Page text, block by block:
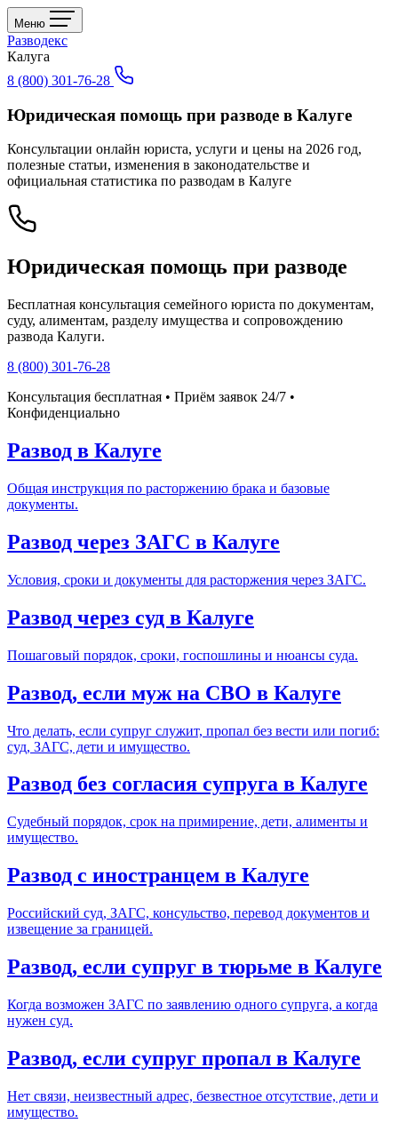
Меню
Разводекс
Калуга
8 (800) 301-76-28
Юридическая помощь при разводе в Калуге
Консультации онлайн юриста, услуги и цены на 2026 год,
полезные статьи, изменения в законодательстве и
официальная статистика по разводам в Калуге
Юридическая помощь при разводе
Бесплатная консультация семейного юриста по документам,
суду, алиментам, разделу имущества и сопровождению
развода Калуги.
8 (800) 301-76-28
Консультация бесплатная • Приём заявок 24/7 •
Конфиденциально
Развод в Калуге
Общая инструкция по расторжению брака и базовые
документы.
Развод через ЗАГС в Калуге
Условия, сроки и документы для расторжения через ЗАГС.
Развод через суд в Калуге
Пошаговый порядок, сроки, госпошлины и нюансы суда.
Развод, если муж на СВО в Калуге
Что делать, если супруг служит, пропал без вести или погиб:
суд, ЗАГС, дети и имущество.
Развод без согласия супруга в Калуге
Судебный порядок, срок на примирение, дети, алименты и
имущество.
Развод с иностранцем в Калуге
Российский суд, ЗАГС, консульство, перевод документов и
извещение за границей.
Развод, если супруг в тюрьме в Калуге
Когда возможен ЗАГС по заявлению одного супруга, а когда
нужен суд.
Развод, если супруг пропал в Калуге
Нет связи, неизвестный адрес, безвестное отсутствие, дети и
имущество.